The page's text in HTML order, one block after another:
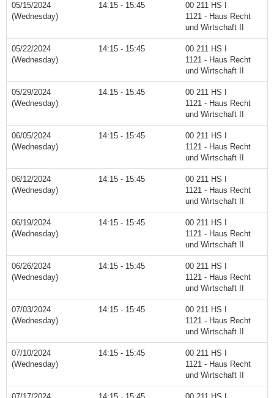
05/15/2024
(Wednesday)
14:15 - 15:45
00 211 HS I
1121 - Haus Recht
und Wirtschaft II
05/22/2024
(Wednesday)
14:15 - 15:45
00 211 HS I
1121 - Haus Recht
und Wirtschaft II
05/29/2024
(Wednesday)
14:15 - 15:45
00 211 HS I
1121 - Haus Recht
und Wirtschaft II
06/05/2024
(Wednesday)
14:15 - 15:45
00 211 HS I
1121 - Haus Recht
und Wirtschaft II
06/12/2024
(Wednesday)
14:15 - 15:45
00 211 HS I
1121 - Haus Recht
und Wirtschaft II
06/19/2024
(Wednesday)
14:15 - 15:45
00 211 HS I
1121 - Haus Recht
und Wirtschaft II
06/26/2024
(Wednesday)
14:15 - 15:45
00 211 HS I
1121 - Haus Recht
und Wirtschaft II
07/03/2024
(Wednesday)
14:15 - 15:45
00 211 HS I
1121 - Haus Recht
und Wirtschaft II
07/10/2024
(Wednesday)
14:15 - 15:45
00 211 HS I
1121 - Haus Recht
und Wirtschaft II